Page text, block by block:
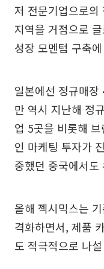
저 전문기업으로
지역을 거점으로
성장 모멘텀 구축
일본에선 정규매장
만 역시 지난해 정
업 5곳을 비롯해
인 마케팅 투자가
중했던 중국에서
올해 젝시믹스는
격화하면서, 제품
도 적극적으로 나